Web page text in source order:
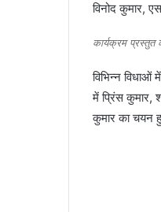
विनोद कुमार,
कार्यक्रम प्रस्तुत
विभिन्न विधाओं
में प्रिंस कुमार,
कुमार का चयन